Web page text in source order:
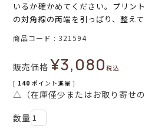
いるか確かめてください。プリン
の対角線の両端を引っぱり、整えて
商品コード 321594
販売価格 ¥3,080税込
[ 140 ポイント進呈 ]
△（在庫僅少またはお取り寄せの